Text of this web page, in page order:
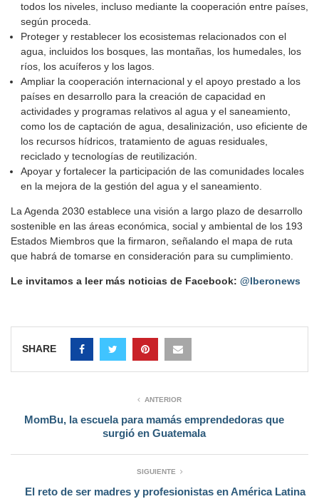
todos los niveles, incluso mediante la cooperación entre países,
según proceda.
Proteger y restablecer los ecosistemas relacionados con el
agua, incluidos los bosques, las montañas, los humedales, los
ríos, los acuíferos y los lagos.
Ampliar la cooperación internacional y el apoyo prestado a los
países en desarrollo para la creación de capacidad en
actividades y programas relativos al agua y el saneamiento,
como los de captación de agua, desalinización, uso eficiente de
los recursos hídricos, tratamiento de aguas residuales,
reciclado y tecnologías de reutilización.
Apoyar y fortalecer la participación de las comunidades locales
en la mejora de la gestión del agua y el saneamiento.
La Agenda 2030 establece una visión a largo plazo de desarrollo
sostenible en las áreas económica, social y ambiental de los 193
Estados Miembros que la firmaron, señalando el mapa de ruta
que habrá de tomarse en consideración para su cumplimiento.
Le invitamos a leer más noticias de Facebook: @Iberonews
SHARE
ANTERIOR
MomBu, la escuela para mamás emprendedoras que
surgió en Guatemala
SIGUIENTE
El reto de ser madres y profesionistas en América Latina